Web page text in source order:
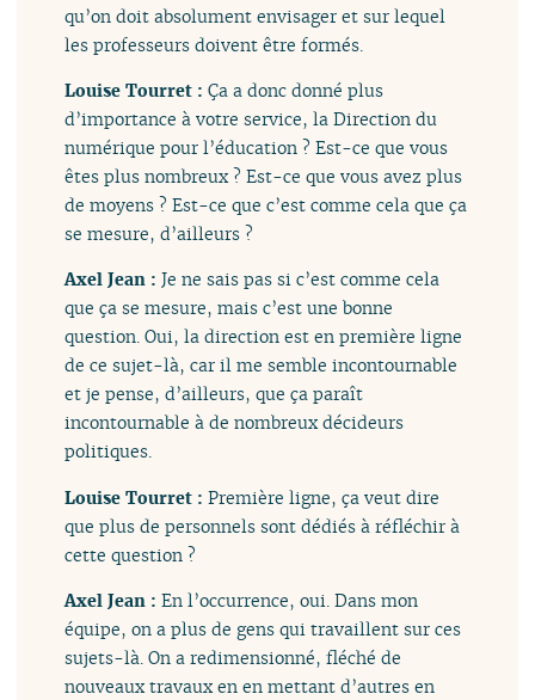
qu’on doit absolument envisager et sur lequel
les professeurs doivent être formés.
Louise Tourret :Ça a donc donné plus
d’importance à votre service, la Direction du
numérique pour l’éducation ? Est-ce que vous
êtes plus nombreux ? Est-ce que vous avez plus
de moyens ? Est-ce que c’est comme cela que ça
se mesure, d’ailleurs ?
Axel Jean :Je ne sais pas si c’est comme cela
que ça se mesure, mais c’est une bonne
question. Oui, la direction est en première ligne
de ce sujet-là, car il me semble incontournable
et je pense, d’ailleurs, que ça paraît
incontournable à de nombreux décideurs
politiques.
Louise Tourret :Première ligne, ça veut dire
que plus de personnels sont dédiés à réfléchir à
cette question ?
Axel Jean :En l’occurrence, oui. Dans mon
équipe, on a plus de gens qui travaillent sur ces
sujets-là. On a redimensionné, fléché de
nouveaux travaux en en mettant d’autres en